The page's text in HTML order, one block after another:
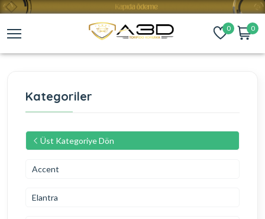
0 0
Kategoriler
Üst Kategoriye Dön
Accent
Elantra